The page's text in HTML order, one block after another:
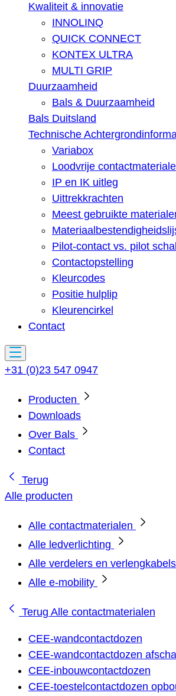
Kwaliteit & innovatie
INNOLINQ
QUICK CONNECT
KONTEX ULTRA
MULTI GRIP
Duurzaamheid
Bals & Duurzaamheid
Bals Duitsland
Technische
Variabox
Loodvrije
IP en IK uitleg
Uittrekkrachten
Meest gebruikte
Pilot-contact vs. pilot
Contactopstelling
Kleurcodes
Positie hulplip
Kleurencirkel
Contact
+31 (0)23 547 0947
Producten
Downloads
Over Bals
Contact
Terug
Alle producten
Alle contactmaterialen
Alle ledverlichting
Alle verdelers en verlengkabels
Alle e-mobility
Terug Alle contactmaterialen
CEE-wandcontactdozen
CEE-wandcontactdozen
CEE-inbouwcontactdozen
CEE-toestelcontactdozen